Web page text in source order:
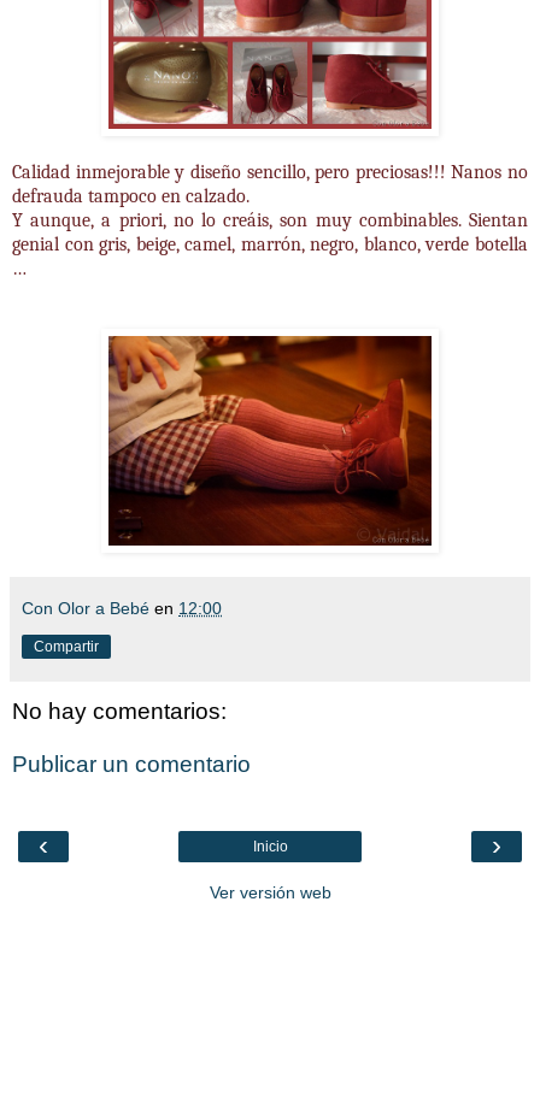
Calidad inmejorable y diseño sencillo, pero preciosas!!! Nanos no
defrauda tampoco en calzado.
Y aunque, a priori, no lo creáis, son muy combinables. Sientan
genial con gris, beige, camel, marrón, negro, blanco, verde botella
…
Con Olor a Bebé en 12:00
Compartir
No hay comentarios:
Publicar un comentario
‹ ›
Inicio
Ver versión web